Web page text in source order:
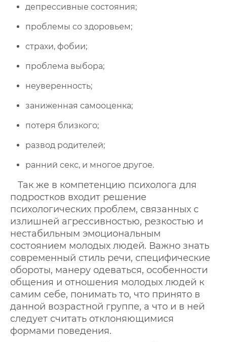
депрессивные состояния;
проблемы со здоровьем;
страхи, фобии;
проблема выбора;
неуверенность;
заниженная самооценка;
потеря близкого;
развод родителей;
ранний секс, и многое другое.
Так же в компетенцию психолога для
подростков входит решение
психологических проблем, связанных с
излишней агрессивностью, резкостью и
нестабильным эмоциональным
состоянием молодых людей. Важно знать
современный стиль речи, специфические
обороты, манеру одеваться, особенности
общения и отношения молодых людей к
самим себе, понимать то, что принято в
данной возрастной группе, а что и в ней
следует считать отклоняющимися
формами поведения.